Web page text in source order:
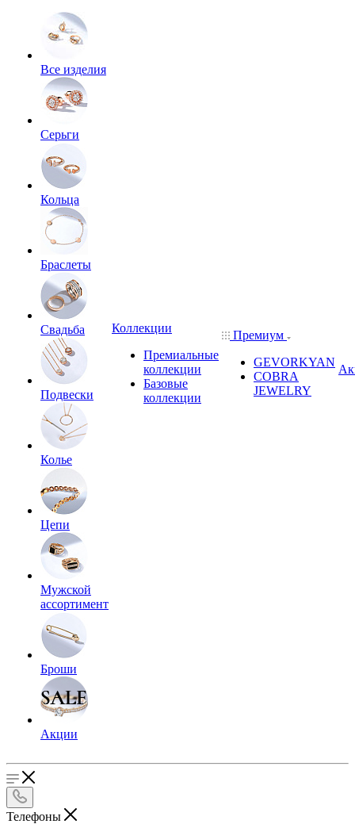
Все изделия
Серьги
Кольца
Браслеты
Свадьба
Подвески
Колье
Цепи
Мужской
ассортимент
Броши
Акции
Коллекции
Премиальные
коллекции
Базовые
коллекции
Премиум
GEVORKYAN
COBRA
JEWELRY
Телефоны